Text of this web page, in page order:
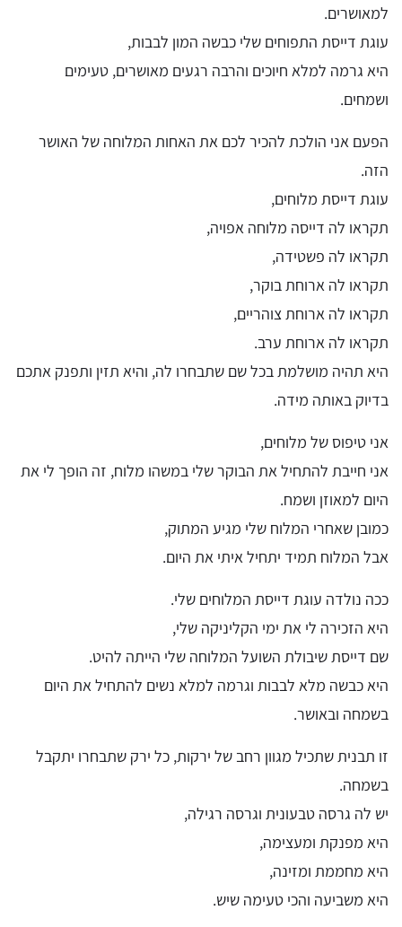
למאושרים.
עוגת דייסת התפוחים שלי כבשה המון לבבות,
היא גרמה למלא חיוכים והרבה רגעים מאושרים, טעימים
ושמחים.
הפעם אני הולכת להכיר לכם את האחות המלוחה של האושר
הזה.
עוגת דייסת מלוחים,
תקראו לה דייסה מלוחה אפויה,
תקראו לה פשטידה,
תקראו לה ארוחת בוקר,
תקראו לה ארוחת צוהריים,
תקראו לה ארוחת ערב.
היא תהיה מושלמת בכל שם שתבחרו לה, והיא תזין ותפנק אתכם
בדיוק באותה מידה.
אני טיפוס של מלוחים,
אני חייבת להתחיל את הבוקר שלי במשהו מלוח, זה הופך לי את
היום למאוזן ושמח.
כמובן שאחרי המלוח שלי מגיע המתוק,
אבל המלוח תמיד יתחיל איתי את היום.
ככה נולדה עוגת דייסת המלוחים שלי.
היא הזכירה לי את ימי הקליניקה שלי,
שם דייסת שיבולת השועל המלוחה שלי הייתה להיט.
היא כבשה מלא לבבות וגרמה למלא נשים להתחיל את היום
בשמחה ובאושר.
זו תבנית שתכיל מגוון רחב של ירקות, כל ירק שתבחרו יתקבל
בשמחה.
יש לה גרסה טבעונית וגרסה רגילה,
היא מפנקת ומעצימה,
היא מחממת ומזינה,
היא משביעה והכי טעימה שיש.